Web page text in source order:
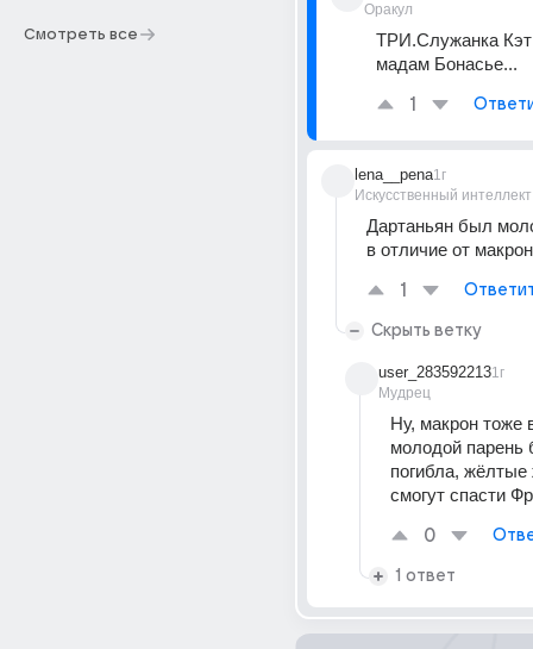
Смотреть все
Оракул
ТРИ.Служанка
мадам Бонасье...
1
lena__pena
Искусственный интеллект
1г
Дартаньян был
в отличие от
1
Скрыть ветку
user_283592213
Мудрец
1г
Ну, макрон тоже
молодой
погибла, жёлтые
смогут спасти
0
1 ответ